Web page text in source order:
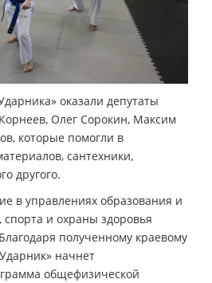
оказали депутаты
Олег Сорокин, Максим
которые помогли в
сантехники,
другого.
в управлениях образования и
спорта и охраны здоровья
полученному краевому
начнет
общефизической